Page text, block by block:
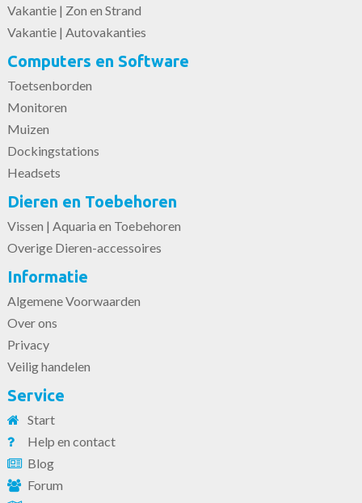
Vakantie | Zon en Strand
Vakantie | Autovakanties
Computers en Software
Toetsenborden
Monitoren
Muizen
Dockingstations
Headsets
Dieren en Toebehoren
Vissen | Aquaria en Toebehoren
Overige Dieren-accessoires
Informatie
Algemene Voorwaarden
Over ons
Privacy
Veilig handelen
Service
Start
Help en contact
Blog
Forum